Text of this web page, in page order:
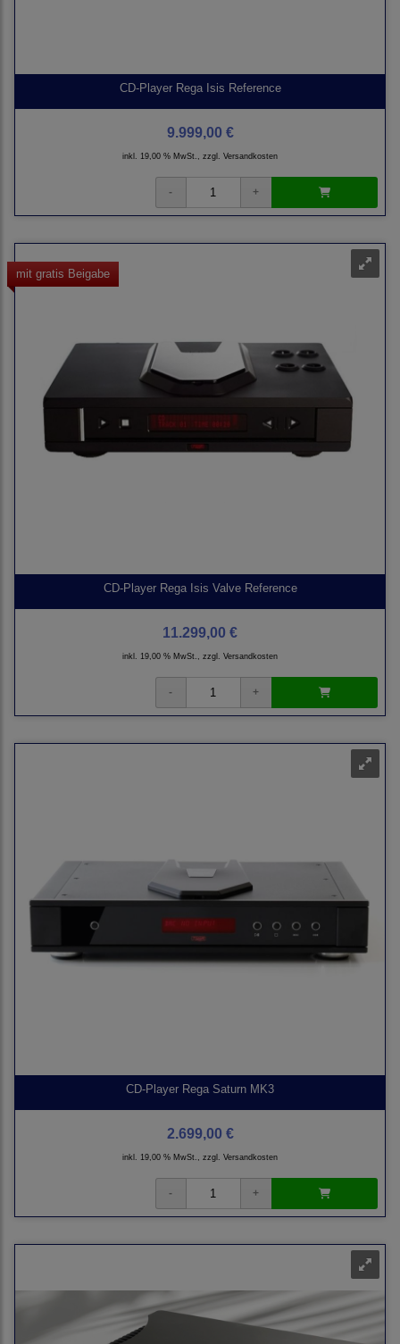
CD-Player Rega Isis Reference
9.999,00 €
inkl. 19,00 % MwSt., zzgl. Versandkosten
mit gratis Beigabe
CD-Player Rega Isis Valve Reference
11.299,00 €
inkl. 19,00 % MwSt., zzgl. Versandkosten
CD-Player Rega Saturn MK3
2.699,00 €
inkl. 19,00 % MwSt., zzgl. Versandkosten